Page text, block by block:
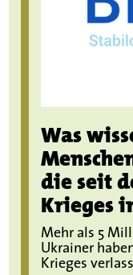
Was
die seit
Krieges
Mehr als 5
Ukrainer
Krieges